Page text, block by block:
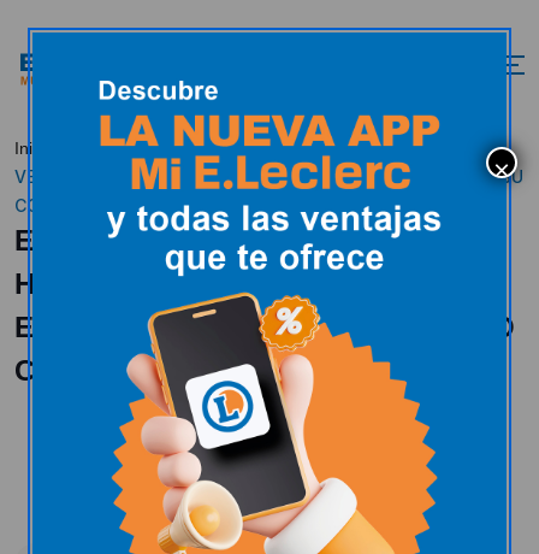
Inicio Actualidad Uncategorized
E.LECLERC SOLO
VENDERÁ HUEVOS DE GALLINAS CRIADAS EN LIBERTAD EN SU
COMPROMISO CON EL BIENESTAR ANIMAL
E.LECLERC SOLO VENDERÁ
HUEVOS DE GALLINAS CRIADAS
EN LIBERTAD EN SU COMPROMISO
CON EL BIENESTAR ANIMAL